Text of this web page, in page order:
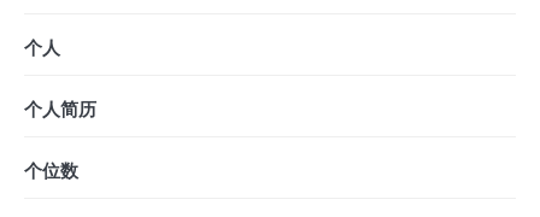
个人
个人简历
个位数